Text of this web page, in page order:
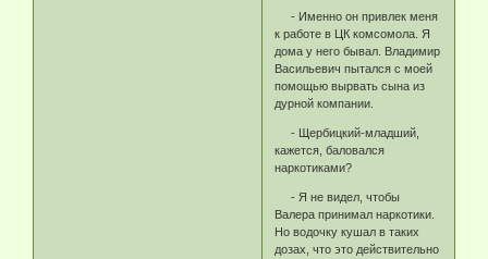
- Именно он привлек меня
к работе в ЦК комсомола. Я
дома у него бывал. Владимир
Васильевич пытался с моей
помощью вырвать сына из
дурной компании.
- Щербицкий-младший,
кажется, баловался
наркотиками?
- Я не видел, чтобы
Валера принимал наркотики.
Но водочку кушал в таких
дозах, что это действительно